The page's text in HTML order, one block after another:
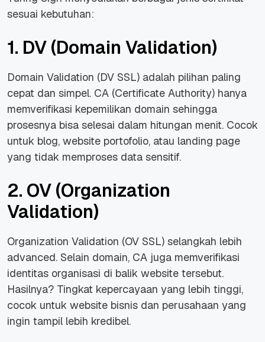
sesuai kebutuhan:
1. DV (Domain Validation)
Domain Validation (DV SSL) adalah pilihan paling
cepat dan simpel. CA (Certificate Authority) hanya
memverifikasi kepemilikan domain sehingga
prosesnya bisa selesai dalam hitungan menit. Cocok
untuk blog, website portofolio, atau landing page
yang tidak memproses data sensitif.
2. OV (Organization
Validation)
Organization Validation (OV SSL) selangkah lebih
advanced. Selain domain, CA juga memverifikasi
identitas organisasi di balik website tersebut.
Hasilnya? Tingkat kepercayaan yang lebih tinggi,
cocok untuk website bisnis dan perusahaan yang
ingin tampil lebih kredibel.